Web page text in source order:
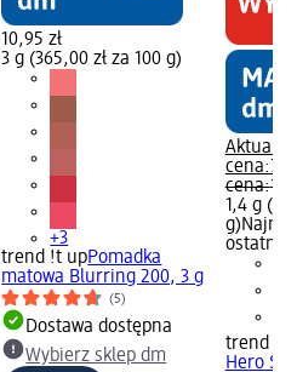
10,95 zł
3 g (365,00 zł za 100 g)
+3
trend !t upPomadka
matowa Blurring 200, 3 g
(5)
Dostawa dostępna
Wybierz sklep dm
Aktualna
cena:
cena:
1,4 g
g)
trend !t
Hero